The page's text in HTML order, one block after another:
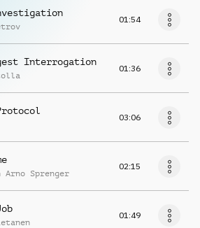
01:54
Interrogation
01:36
03:06
Arno Sprenger
02:15
01:49